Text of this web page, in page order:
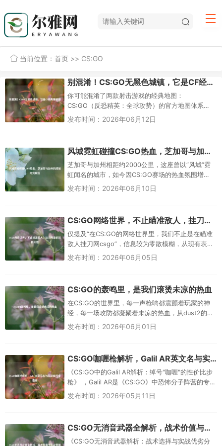
当前位置： 首页 >> CS:GO
别混淆！CS:GO无黑色城镇，它是CF经典爆破图
你可能混淆了两款射击游戏的经典地图：
CS:GO（反恐精英：全球攻势）的官方地图体系
中，并没有名为“黑色城镇”的地图，这个名称是穿越
火线（CF）里的经典爆破地图，...
发布时间：2026年06月12日
风城霓虹碰撞CS:GO热血，芝加哥与加州的跨域电竞联结
芝加哥与加州相距约2000公里，这座曾以“风城”霓
虹闻名的城市，如今因CS:GO赛场的热血氛围增添
了新的活力，从繁华都市的璀璨灯火到电竞场馆内
的激烈对决，两种截...
发布时间：2026年06月10日
CS:GO网络世界，不止瞄准敌人，挂刀网里的别样天地
仅提及“在CS:GO的网络世界里，我们不止是在瞄准
敌人挂刀网csgo”，信息较为零散模糊，从现有表述
推测，或许意在说明CS:GO玩家的体验不止于瞄准
对战，“挂刀...
发布时间：2026年06月05日
CS:GO的轰鸣里，是我们滚烫未凉的热血
在CS:GO的世界里，每一声枪响都震颤着玩家的神
经，每一场攻防都凝聚着未凉的热血，从dust2的经
典巷道到inferno的烟雾迷阵，玩家们在无情的喧嚣
中并肩作战...
发布时间：2026年06月01日
CS:GO咖喱枪解析，Galil AR英文名与实战技巧全指南
《CS:GO中的Galil AR解析：绰号"咖喱"的性价比步
枪》 ，Galil AR是《CS:GO》中恐怖分子阵营的专
属步枪，因英文名发音被玩家戏称为"咖喱枪...
发布时间：2026年05月11日
CS:GO无消音武器全解析，战术价值与实战表现深度评测
《CS:GO无消音武器解析：战术选择与实战优劣分